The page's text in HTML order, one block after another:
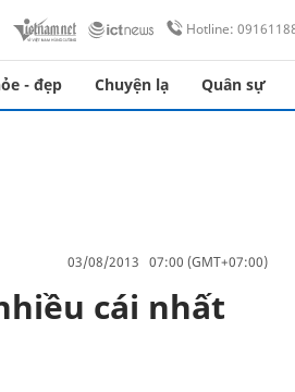
Hotline:
- đẹp Chuyện lạ Quân sự
03/08/2013 07:00 (GMT+07:00)
cái nhất